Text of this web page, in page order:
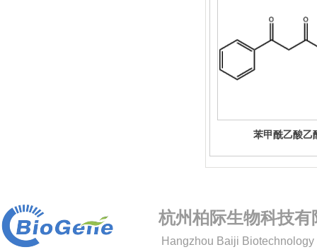
苯甲酰乙酸乙
杭州柏际生物科技有
Hangzhou Baiji Biotechnology